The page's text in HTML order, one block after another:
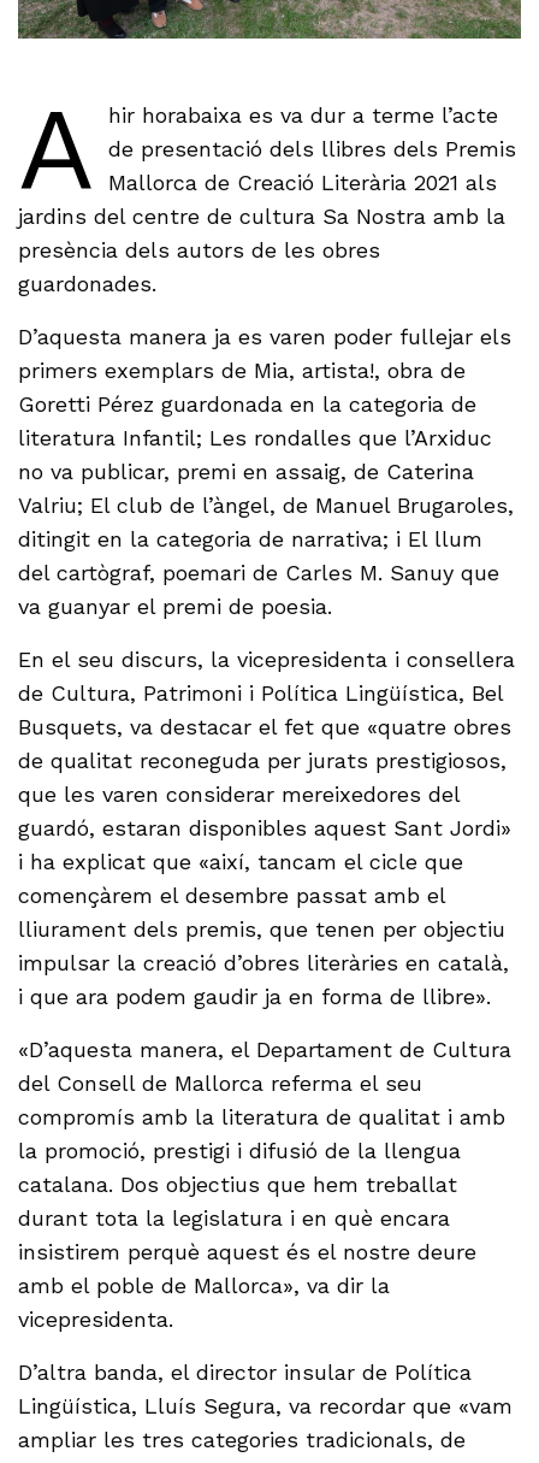
A
hir horabaixa es va dur a terme l’acte
de presentació dels llibres dels Premis
Mallorca de Creació Literària 2021 als
jardins del centre de cultura Sa Nostra amb la
presència dels autors de les obres
guardonades.
D’aquesta manera ja es varen poder fullejar els
primers exemplars de Mia, artista!, obra de
Goretti Pérez guardonada en la categoria de
literatura Infantil; Les rondalles que l’Arxiduc
no va publicar, premi en assaig, de Caterina
Valriu; El club de l’àngel, de Manuel Brugaroles,
ditingit en la categoria de narrativa; i El llum
del cartògraf, poemari de Carles M. Sanuy que
va guanyar el premi de poesia.
En el seu discurs, la vicepresidenta i consellera
de Cultura, Patrimoni i Política Lingüística, Bel
Busquets, va destacar el fet que «quatre obres
de qualitat reconeguda per jurats prestigiosos,
que les varen considerar mereixedores del
guardó, estaran disponibles aquest Sant Jordi»
i ha explicat que «així, tancam el cicle que
començàrem el desembre passat amb el
lliurament dels premis, que tenen per objectiu
impulsar la creació d’obres literàries en català,
i que ara podem gaudir ja en forma de llibre».
«D’aquesta manera, el Departament de Cultura
del Consell de Mallorca referma el seu
compromís amb la literatura de qualitat i amb
la promoció, prestigi i difusió de la llengua
catalana. Dos objectius que hem treballat
durant tota la legislatura i en què encara
insistirem perquè aquest és el nostre deure
amb el poble de Mallorca», va dir la
vicepresidenta.
D’altra banda, el director insular de Política
Lingüística, Lluís Segura, va recordar que «vam
ampliar les tres categories tradicionals, de